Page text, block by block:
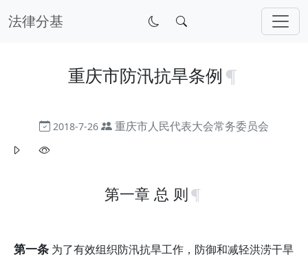
法律分基
重庆市防汛抗旱条例
2018-7-26 重庆市人民代表大会常务委员会
第一章 总 则
第一条 为了有效组织防汛抗旱工作，防御和减轻洪涝干旱